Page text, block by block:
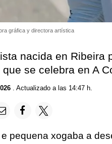
gráfica y directora artística
nacida en Ribeira
que se celebra en A
. Actualizado a las 14:47 h.
e pequena xogaba a